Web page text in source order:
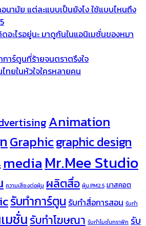
นามัย แต่ละแบบเป็นยังไง ใช้แบบไหนถึง
อะไรอยู่นะ มาดูกันในแอนิเมชั่นของหมา
าร์ตูนที่ร้ายจนตราตรึงใจ
ทยในหัวใจใครหลายคน
Animation
Graphicgraphic design
mediaMr.Mee Studio
ความเสี่ยงต่อฝุ่น ผลิตสื่อ ฝุ่น PM2.5 มาสคอต
รับทำการ์ตูน รับทำสื่อการสอน รับทำ
มชั่นรับทำโฆษณา รับทำโมชั่นกราฟิก รับ